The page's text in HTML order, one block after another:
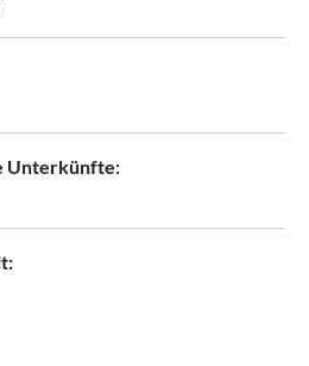
Unterkünfte: